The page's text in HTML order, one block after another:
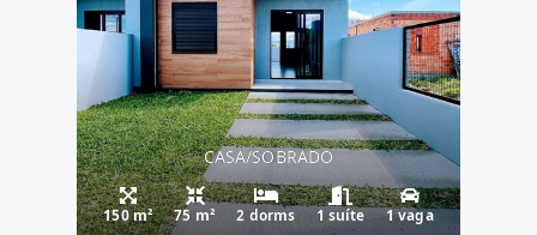
CASA/SOBRADO
150 m² 75 m² 2 dorms 1 suíte 1 vaga